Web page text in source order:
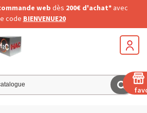
web dès 200€ d'achat* avec
code BIENVENUE20